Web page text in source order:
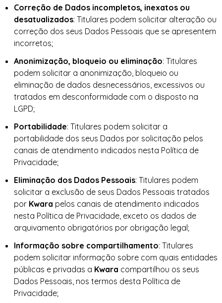
Correção de Dados incompletos, inexatos ou
desatualizados: Titulares podem solicitar alteração ou
correção dos seus Dados Pessoais que se apresentem
incorretos;
Anonimização, bloqueio ou eliminação: Titulares
podem solicitar a anonimização, bloqueio ou
eliminação de dados desnecessários, excessivos ou
tratados em desconformidade com o disposto na
LGPD;
Portabilidade: Titulares podem solicitar a
portabilidade dos seus Dados por solicitação pelos
canais de atendimento indicados nesta Política de
Privacidade;
Eliminação dos Dados Pessoais: Titulares podem
solicitar a exclusão de seus Dados Pessoais tratados
por Kwara pelos canais de atendimento indicados
nesta Política de Privacidade, exceto os dados de
arquivamento obrigatórios por obrigação legal;
Informação sobre compartilhamento: Titulares
podem solicitar informação sobre com quais entidades
públicas e privadas a Kwara compartilhou os seus
Dados Pessoais, nos termos desta Política de
Privacidade;